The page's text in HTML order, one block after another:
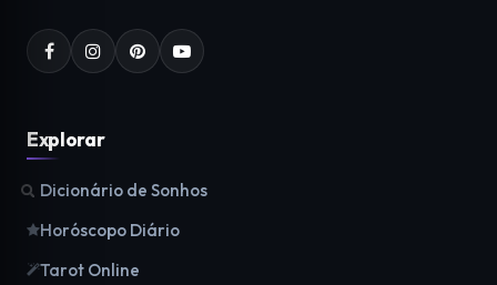
Explorar
Dicionário de Sonhos
Horóscopo Diário
Tarot Online